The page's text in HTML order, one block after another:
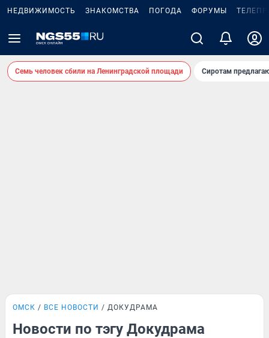
НЕДВИЖИМОСТЬ ЗНАКОМСТВА ПОГОДА ФОРУМЫ
Семь человек сбили на Ленинградской площади Сиротам
ОМСК ВСЕ НОВОСТИ ДОКУДРАМА
Новости по тэгу Докудрама